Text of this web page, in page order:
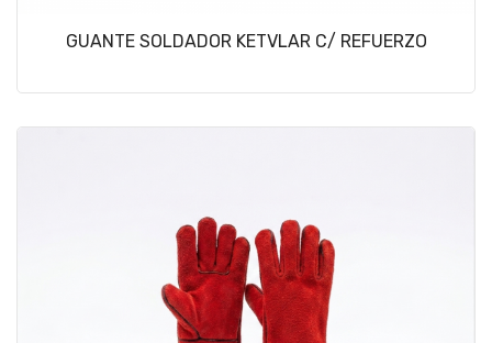
GUANTE SOLDADOR KETVLAR C/ REFUERZO